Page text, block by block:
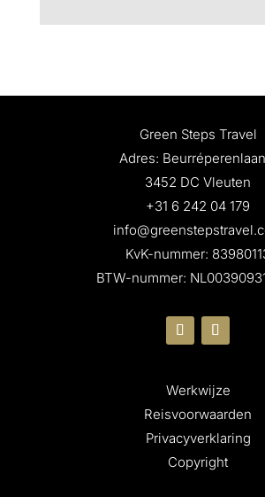
Green Steps Travel
Adres:
3452 DC Vleuten
+31 6 242 04 179
KvK-nummer:
BTW-nummer:
Werkwijze
Reisvoorwaarden
Privacyverklaring
Copyright